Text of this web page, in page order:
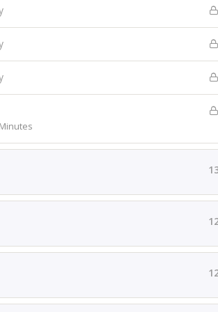
prestataires de service. Cette structure
de services sur-mesure.